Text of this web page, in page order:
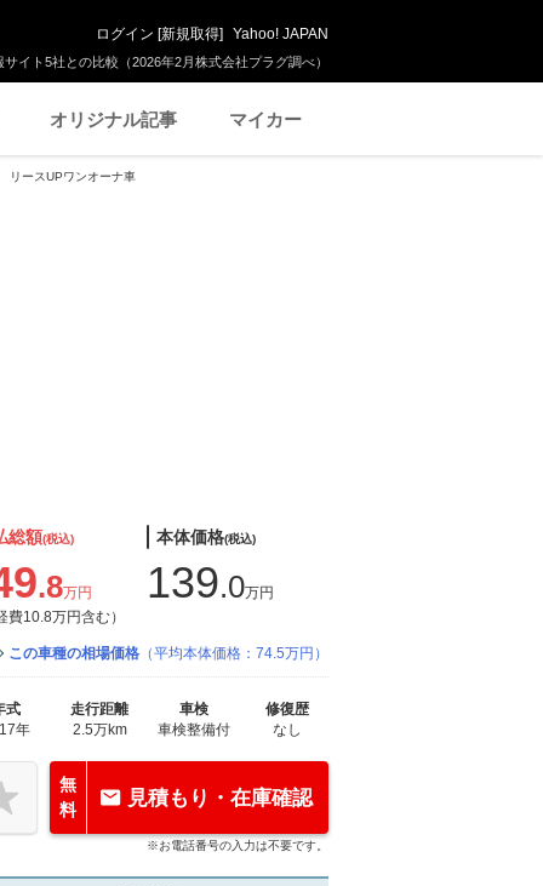
イト5社との比較（2026年2月株式会社プラグ調べ）
ログイン [新規取得] Yahoo! JAPAN
オリジナル記事 マイカー
ースUPワンオーナ車
総額(税込)
.8万円
費10.8万円含む）
本体価格(税込)
139.0万円
この車種の相場価格 （平均本体価格：74.5万円）
式
年
走行距離
2.5万km
車検
車検整備付
修復歴
なし
無
料
見積もり・在庫確認
※お電話番号の入力は不要です。